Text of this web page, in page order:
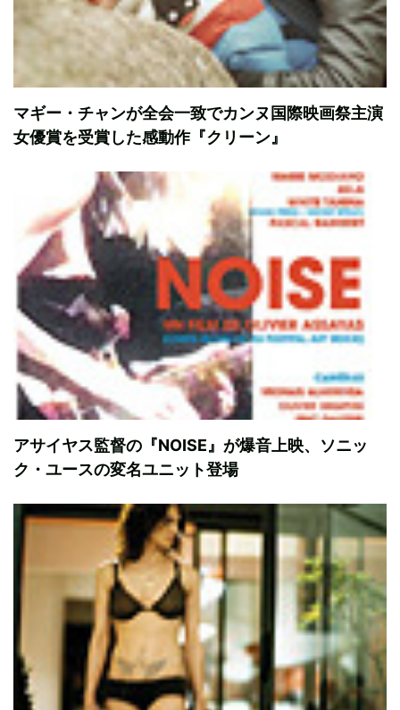
マギー・チャンが全会一致でカンヌ国際映画祭主演
女優賞を受賞した感動作『クリーン』
アサイヤス監督の『NOISE』が爆音上映、ソニッ
ク・ユースの変名ユニット登場